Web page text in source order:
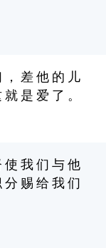
， 差 他 的 儿
是 爱 了 。
使 我 们 与 他
赐 给 我 们